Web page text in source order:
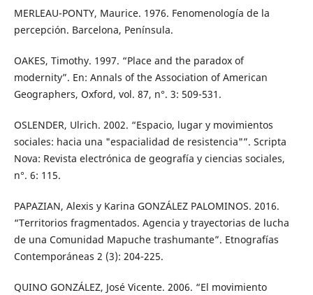
MERLEAU-PONTY, Maurice. 1976. Fenomenología de la
percepción. Barcelona, Península.
OAKES, Timothy. 1997. “Place and the paradox of
modernity”. En: Annals of the Association of American
Geographers, Oxford, vol. 87, n°. 3: 509-531.
OSLENDER, Ulrich. 2002. “Espacio, lugar y movimientos
sociales: hacia una "espacialidad de resistencia"”. Scripta
Nova: Revista electrónica de geografía y ciencias sociales,
n°. 6: 115.
PAPAZIAN, Alexis y Karina GONZÁLEZ PALOMINOS. 2016.
“Territorios fragmentados. Agencia y trayectorias de lucha
de una Comunidad Mapuche trashumante”. Etnografías
Contemporáneas 2 (3): 204-225.
QUINO GONZÁLEZ, José Vicente. 2006. “El movimiento